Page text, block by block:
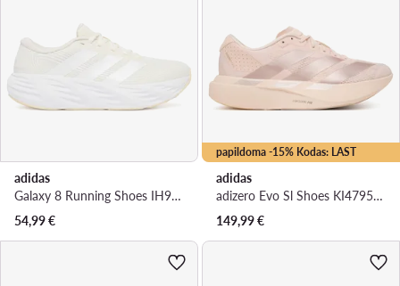
adidas
Galaxy 8 Running Shoes IH9794 · Bėgimo batai
54,99€
papildoma -15% Kodas: LAST
adidas
adizero Evo Sl Shoes KI4795 · Bėgimo batai
149,99€